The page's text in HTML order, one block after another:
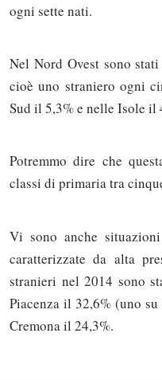
ogni sette nati.
Nel Nord Ovest sono
cioè uno straniero ogni
Sud il 5,3% e nelle Isole il
Potremmo dire che
classi di primaria tra
Vi sono anche
caratterizzate da alta
stranieri nel 2014 sono
Piacenza il 32,6% (uno
Cremona il 24,3%.